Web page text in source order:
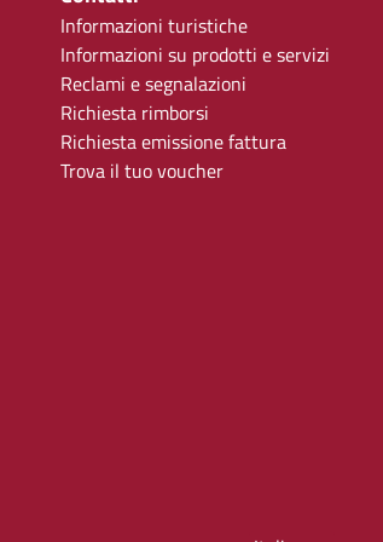
Informazioni turistiche
Informazioni su prodotti e servizi
Reclami e segnalazioni
Richiesta rimborsi
Richiesta emissione fattura
Trova il tuo voucher